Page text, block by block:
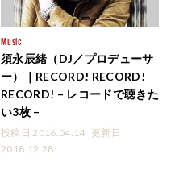
Music
須永辰緒（DJ／プロデューサ
ー）｜RECORD! RECORD!
RECORD! – レコードで聴きた
い3枚 –
投稿日 2016.04.14 更新日
2018.12.28